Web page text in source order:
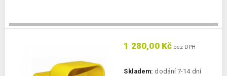
1 280,00 Kč bez DPH
Skladem: dodání 7-14 dní